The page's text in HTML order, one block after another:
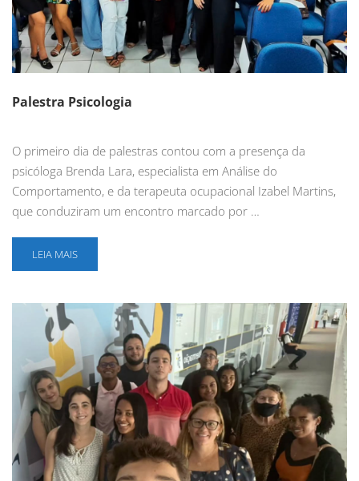
Palestra Psicologia
O primeiro dia de palestras contou com a presença da
psicóloga Brenda Lara, especialista em Análise do
Comportamento, e da terapeuta ocupacional Izabel Martins,
que conduziram um encontro marcado por …
LEIA MAIS